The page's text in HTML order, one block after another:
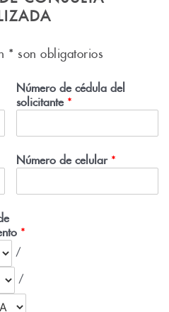
* son obligatorios
Número de cédula del
solicitante *
Número de celular *
*
/
/